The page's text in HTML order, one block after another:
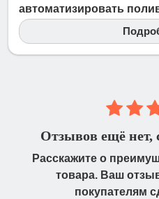
автоматизировать
участка позволит
станция "Акваробот М".
автоматического
Отзывов ещё нет,
Расскажите о
товара. Ваш
покупателям